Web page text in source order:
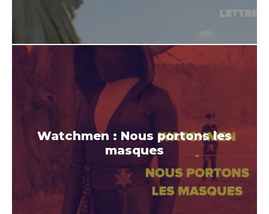
Watchmen : Nous portons les
masques